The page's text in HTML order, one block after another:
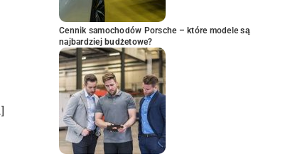
Cennik samochodów Porsche – które modele są
najbardziej budżetowe?